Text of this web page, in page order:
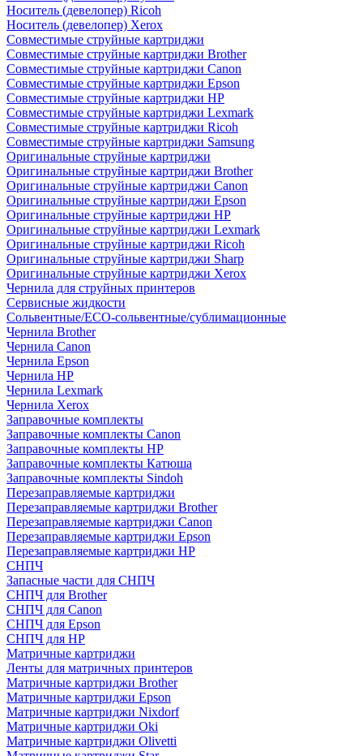
Носитель (девелопер) Ricoh
Носитель (девелопер) Xerox
Совместимые струйные картриджи
Совместимые струйные картриджи Brother
Совместимые струйные картриджи Canon
Совместимые струйные картриджи Epson
Совместимые струйные картриджи HP
Совместимые струйные картриджи Lexmark
Совместимые струйные картриджи Ricoh
Совместимые струйные картриджи Samsung
Оригинальные струйные картриджи
Оригинальные струйные картриджи Brother
Оригинальные струйные картриджи Canon
Оригинальные струйные картриджи Epson
Оригинальные струйные картриджи HP
Оригинальные струйные картриджи Lexmark
Оригинальные струйные картриджи Ricoh
Оригинальные струйные картриджи Sharp
Оригинальные струйные картриджи Xerox
Чернила для струйных принтеров
Сервисные жидкости
Сольвентные/ECO-сольвентные/сублимационные
Чернила Brother
Чернила Canon
Чернила Epson
Чернила HP
Чернила Lexmark
Чернила Xerox
Заправочные комплекты
Заправочные комплекты Canon
Заправочные комплекты HP
Заправочные комплекты Катюша
Заправочные комплекты Sindoh
Перезаправляемые картриджи
Перезаправляемые картриджи Brother
Перезаправляемые картриджи Canon
Перезаправляемые картриджи Epson
Перезаправляемые картриджи HP
СНПЧ
Запасные части для СНПЧ
СНПЧ для Brother
СНПЧ для Canon
СНПЧ для Epson
СНПЧ для HP
Матричные картриджи
Ленты для матричных принтеров
Матричные картриджи Brother
Матричные картриджи Epson
Матричные картриджи Nixdorf
Матричные картриджи Oki
Матричные картриджи Olivetti